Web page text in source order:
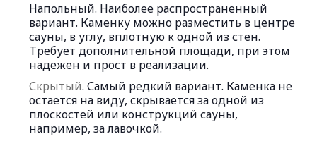
Напольный. Наиболее распространенный
вариант. Каменку можно разместить в центре
сауны, в углу, вплотную к одной из стен.
Требует дополнительной площади, при этом
надежен и прост в реализации.
Скрытый. Самый редкий вариант. Каменка не
остается на виду, скрывается за одной из
плоскостей или конструкций сауны,
например, за лавочкой.